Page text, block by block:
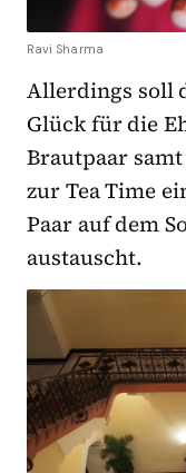
Ravi Sharma
Allerdings soll
Glück für die
Brautpaar
zur Tea Time
Paar auf dem
austauscht.